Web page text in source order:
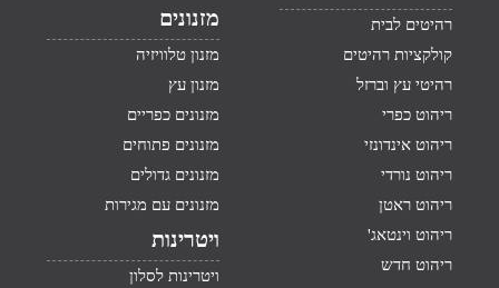
רהיטים לבית
קולקציות רהיטים
רהיטי עץ וברזל
ריהוט כפרי
ריהוט אינדונזי
ריהוט נורדי
ריהוט ראטן
ריהוט וינטאג'
ריהוט חדש
מזנונים
מזנון טלוויזיה
מזנון עץ
מזנונים כפריים
מזנונים פתוחים
מזנונים גדולים
מזנונים עם מגירות
ויטרינות
ויטרינות לסלון